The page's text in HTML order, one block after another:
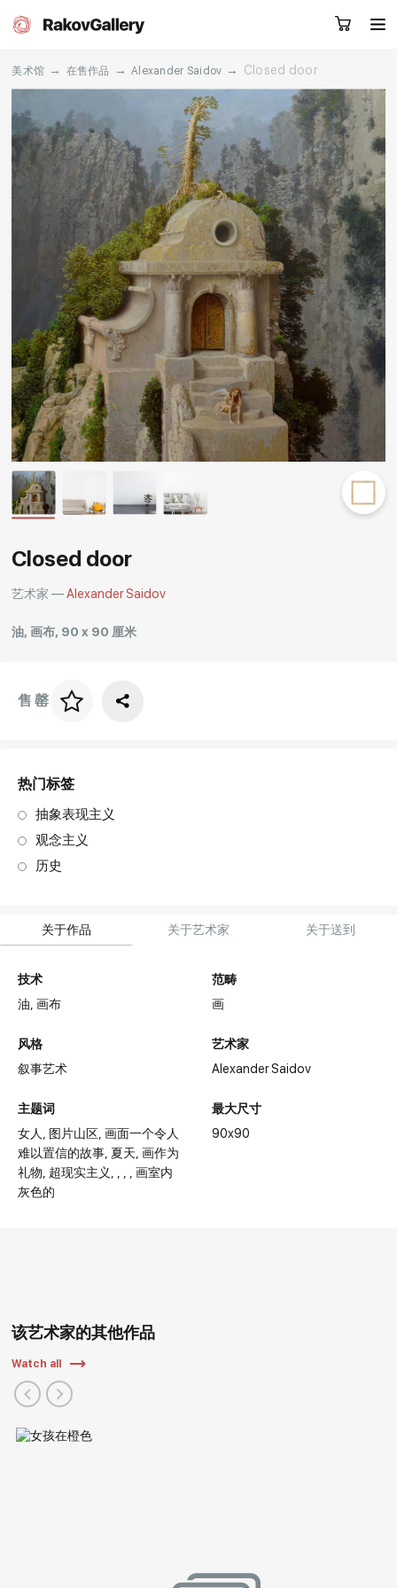
RU CN
艺术家
关于我们 服务
新闻 联系我们
其他项目
Rakov
special
请留下您的微信号，我们会联系您
美术馆 → 在售作品 → Alexander Saidov → Closed door
关于作品 关于艺术家 关于送到
技术
油,画布
风格
叙事艺术
主题词
女人
图片山区 画面一个令人
难以置信的故事 夏天 画作为
礼物 超现实主义
画室内
灰色的
范畴
画
艺术家
Alexander Saidov
最大尺寸
90x90
Closed door
艺术家 —Alexander Saidov
油, 画布, 90 x 90 厘米
画框价格
售罄
热门标签
抽象表现主义
观念主义
历史
该艺术家的其他作品
Watch all